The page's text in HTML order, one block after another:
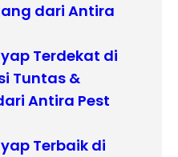
dari Antira
Terdekat di
Tuntas &
Antira Pest
Terbaik di